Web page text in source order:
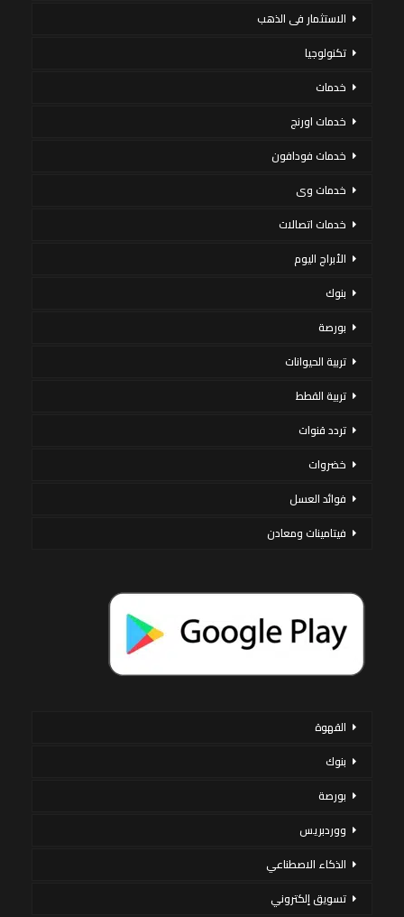
الاستثمار فى الذهب
تكنولوجيا
خدمات
خدمات اورنج
خدمات فودافون
خدمات وى
خدمات اتصالات
الأبراج اليوم
بنوك
بورصة
تربية الحيوانات
تربية القطط
تردد قنوات
خضروات
فوائد العسل
فيتامينات ومعادن
القهوة
بنوك
بورصة
ووردبريس
الذكاء الاصطناعي
تسويق إلكتروني